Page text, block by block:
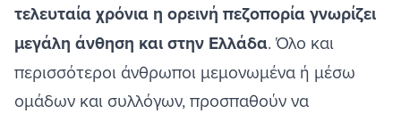
τελευταία χρόνια η ορεινή πεζοπορία γνωρίζει
μεγάλη άνθηση και στην Ελλάδα. Όλο και
περισσότεροι άνθρωποι μεμονωμένα ή μέσω
ομάδων και συλλόγων, προσπαθούν να